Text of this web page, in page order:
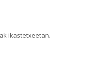
ikastetxeetan.